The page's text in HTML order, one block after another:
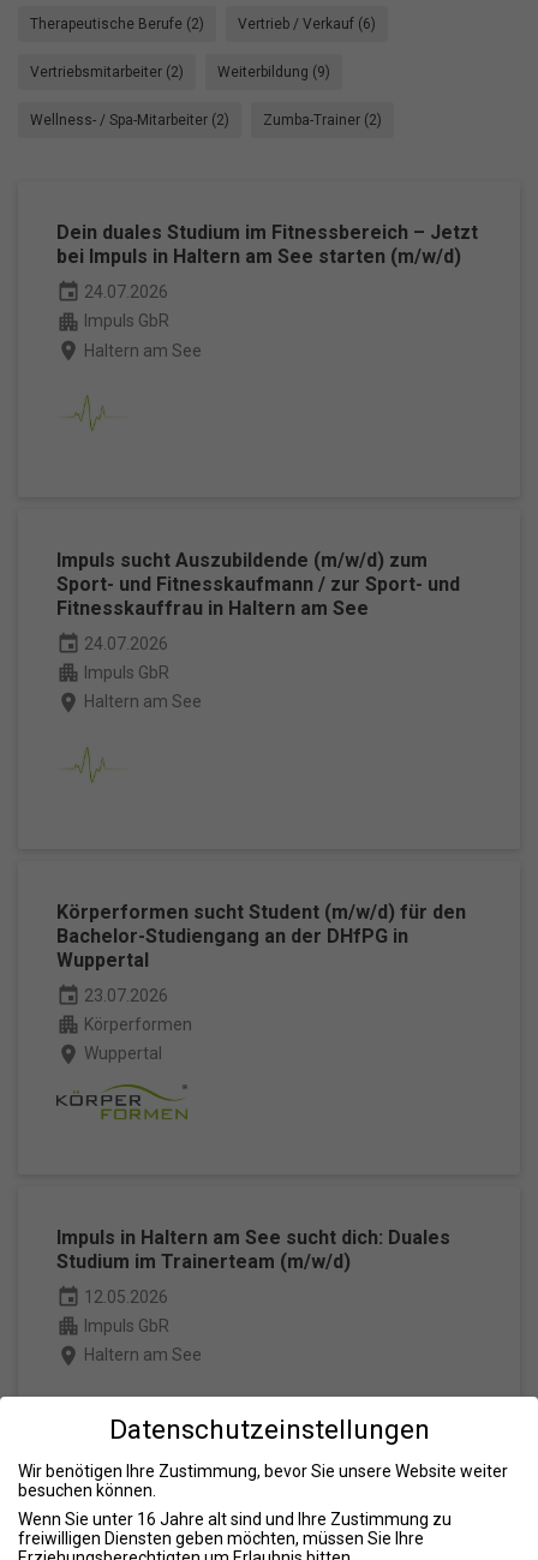
Therapeutische Berufe (2) Vertrieb / Verkauf (6)
Vertriebsmitarbeiter (2) Weiterbildung (9)
Wellness- / Spa-Mitarbeiter (2) Zumba-Trainer (2)
Dein duales Studium im Fitnessbereich – Jetzt
bei Impuls in Haltern am See starten (m/w/d)
event 24.07.2026
apartment Impuls GbR
place Haltern am See
Impuls sucht Auszubildende (m/w/d) zum
Sport- und Fitnesskaufmann / zur Sport- und
Fitnesskauffrau in Haltern am See
event 24.07.2026
apartment Impuls GbR
place Haltern am See
Körperformen sucht Student (m/w/d) für den
Bachelor-Studiengang an der DHfPG in
Wuppertal
event 23.07.2026
apartment Körperformen
place Wuppertal
Impuls in Haltern am See sucht dich: Duales
Studium im Trainerteam (m/w/d)
event 12.05.2026
apartment Impuls GbR
place Haltern am See
Datenschutzeinstellungen
Wir benötigen Ihre Zustimmung, bevor Sie unsere Website weiter
besuchen können.
Wenn Sie unter 16 Jahre alt sind und Ihre Zustimmung zu
freiwilligen Diensten geben möchten, müssen Sie Ihre